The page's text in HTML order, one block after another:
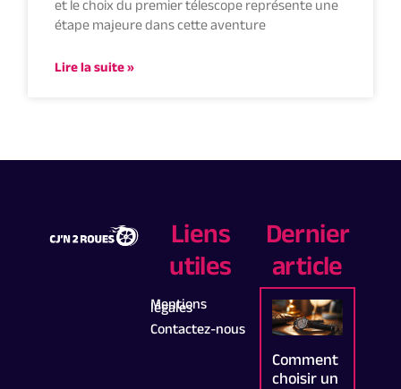
et le choix du premier télescope représente une
étape majeure dans cette aventure
Lire la suite »
Liens
utiles
Mentions
légales
Contactez-nous
Dernier
article
Comment
choisir un